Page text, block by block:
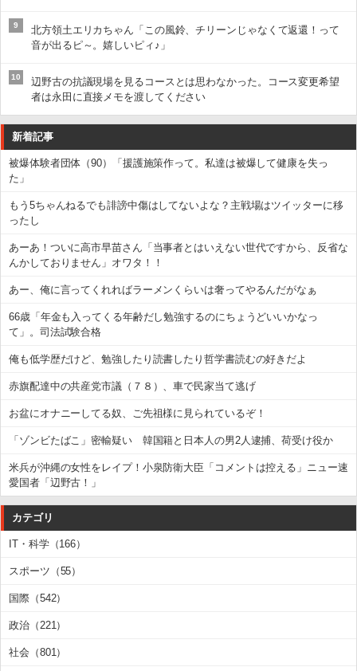
9
北方領土エリカちゃん「この風鈴、チリーンじゃなくて返還！って
音が出るピ～。嬉しいピィ♪」
10
辺野古の抗議現場を見るコースとは思わなかった。コース変更希望
者は永田に直接メモを渡してください
新着記事
被爆体験者団体（90）「援護施策作って。私達は被爆して健康を失っ
た」
もう5ちゃんねるでも誹謗中傷はしてないよな？主戦場はツイッターに移
ったし
あーあ！ついに高市早苗さん「当事者とはいえない世代ですから、反省な
んかしておりません」オワタ！！
あー、俺に言ってくれればラーメンくらいは奢ってやるんだがなぁ
66歳「年金も入ってくる年齢だし勉強するのにちょうどいいかなっ
て」。司法試験合格
俺も低学歴だけど、勉強したり読書したり哲学書読むの好きだよ
赤旗配達中の共産党市議（７８）、車で民家当て逃げ
お盆にオナニーしてる奴、ご先祖様に見られているぞ！
「ゾンビたばこ」密輸疑い 韓国籍と日本人の男2人逮捕、荷受け役か
米兵が沖縄の女性をレイプ！小泉防衛大臣「コメントは控える」ニュー速
愛国者「辺野古！」
カテゴリ
IT・科学（166）
スポーツ（55）
国際（542）
政治（221）
社会（801）